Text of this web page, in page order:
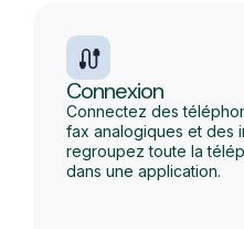
Connexion
Connectez des
fax analogiques et des
regroupez toute la
dans une application.